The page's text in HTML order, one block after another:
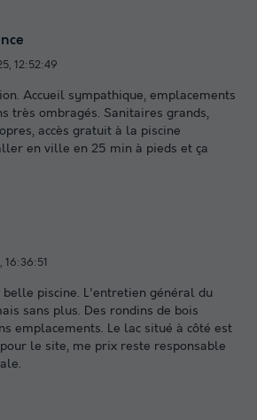
12:52:49
Accueil sympathique, emplacements
très ombragés. Sanitaires grands,
accès gratuit à la piscine
en ville en 25 min à pieds et ça
16:36:51
belle piscine. L'entretien général du
sans plus. Des rondins de bois
emplacements. Le lac situé à côté est
le site, me prix reste responsable